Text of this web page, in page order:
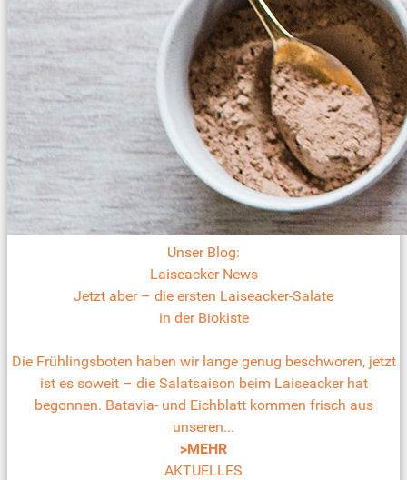
Unser Blog:
Laiseacker News
Jetzt aber – die ersten Laiseacker-Salate
in der Biokiste
Die Frühlingsboten haben wir lange genug beschworen, jetzt
ist es soweit – die Salatsaison beim Laiseacker hat
begonnen. Batavia- und Eichblatt kommen frisch aus
unseren...
>MEHR
AKTUELLES